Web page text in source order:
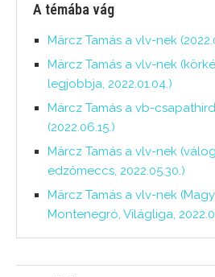
A témába vág
Märcz Tamás a vlv-nek
Märcz Tamás a vlv-nek
legjobbja, 2022.01.04.)
Märcz Tamás a vb-
(2022.06.15.)
Märcz Tamás a vlv-nek
edzőmeccs, 2022.05.30.)
Märcz Tamás a vlv-nek
Montenegró, Világliga,